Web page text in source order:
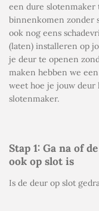
een dure
binnenkomen zonder
ook nog eens
(laten) installeren op
je deur te openen
maken hebben we
weet hoe je jouw
slotenmaker.
Stap 1: Ga na of
ook op slot is
Is de deur op slot